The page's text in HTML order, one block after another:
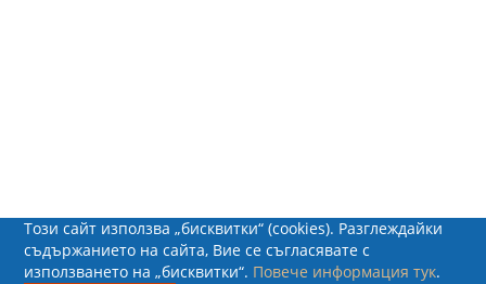
Този сайт използва „бисквитки“ (cookies). Разглеждайки
съдържанието на сайта, Вие се съгласявате с
използването на „бисквитки“. Повече информация тук.